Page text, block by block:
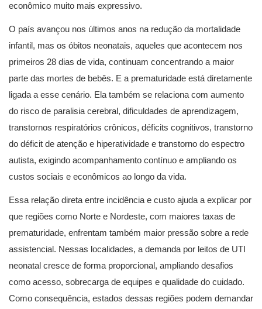
econômico muito mais expressivo.
O país avançou nos últimos anos na redução da mortalidade
infantil, mas os óbitos neonatais, aqueles que acontecem nos
primeiros 28 dias de vida, continuam concentrando a maior
parte das mortes de bebês. E a prematuridade está diretamente
ligada a esse cenário. Ela também se relaciona com aumento
do risco de paralisia cerebral, dificuldades de aprendizagem,
transtornos respiratórios crônicos, déficits cognitivos, transtorno
do déficit de atenção e hiperatividade e transtorno do espectro
autista, exigindo acompanhamento contínuo e ampliando os
custos sociais e econômicos ao longo da vida.
Essa relação direta entre incidência e custo ajuda a explicar por
que regiões como Norte e Nordeste, com maiores taxas de
prematuridade, enfrentam também maior pressão sobre a rede
assistencial. Nessas localidades, a demanda por leitos de UTI
neonatal cresce de forma proporcional, ampliando desafios
como acesso, sobrecarga de equipes e qualidade do cuidado.
Como consequência, estados dessas regiões podem demandar